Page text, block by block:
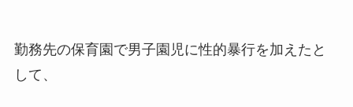
勤務先の保育園で男子園児に性的暴行を加えたと
して、